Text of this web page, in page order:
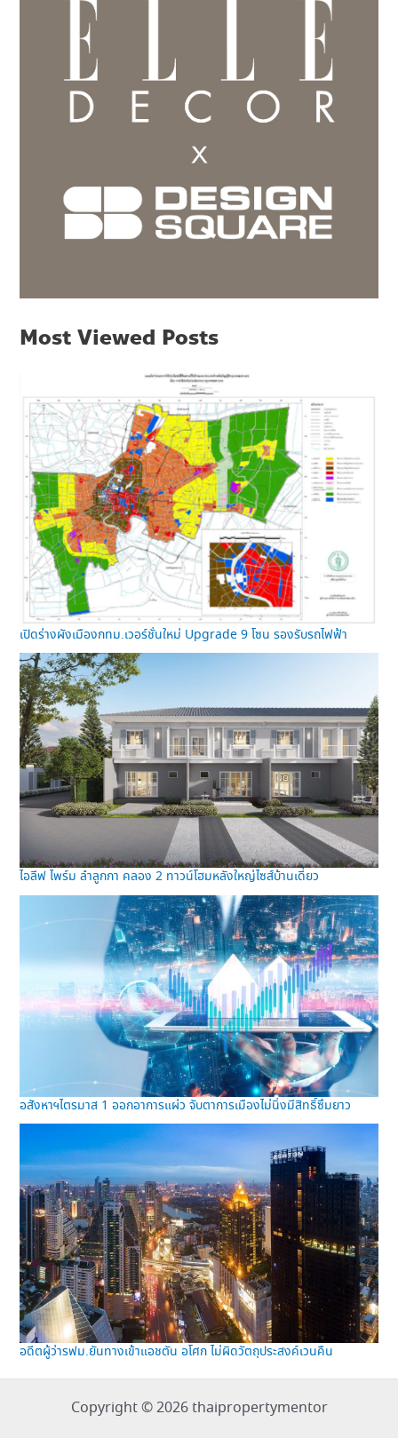
Most Viewed Posts
เปิดร่างผังเมืองกทม.เวอร์ชั่นใหม่ Upgrade 9 โซน รองรับรถไฟฟ้า
ไอลีฟ ไพร์ม ลำลูกกา คลอง 2 ทาวน์โฮมหลังใหญ่ไซส์บ้านเดี่ยว
อสังหาฯไตรมาส 1 ออกอาการแผ่ว จับตาการเมืองไม่นิ่งมีสิทธิ์ซึมยาว
อดีตผู้ว่ารฟม.ยันทางเข้าแอชตัน อโศก ไม่ผิดวัตถุประสงค์เวนคืน
Copyright © 2026 thaipropertymentor